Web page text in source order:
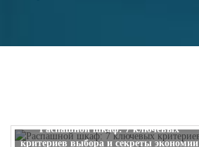
Распашной шкаф: 7 ключевых
критериев выбора и секреты экономии